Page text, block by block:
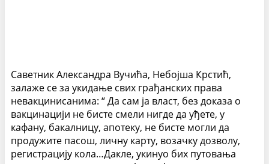
Саветник Александра Вучића, Небојша Крстић,
залаже се за укидање свих грађанских права
невакцинисанима: “Да сам ја власт, без доказа о
вакцинацији не бисте смели нигде да уђете, у
кафану, бакалницу, апотеку, не бисте могли да
продужите пасош, личну карту, возачку дозволу,
регистрацију кола…Дакле, укинуо бих путовања